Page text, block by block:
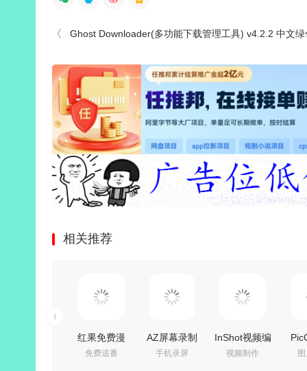
Ghost Downloader(多功能下载管理工具) v4.2.2 中文绿
相关推荐
红果免费漫
剧 v7.3.1.33
免费追番
AZ屏幕录制
v6.9.8 for
手机录屏
InShot视频编
辑器PRO
视频制作